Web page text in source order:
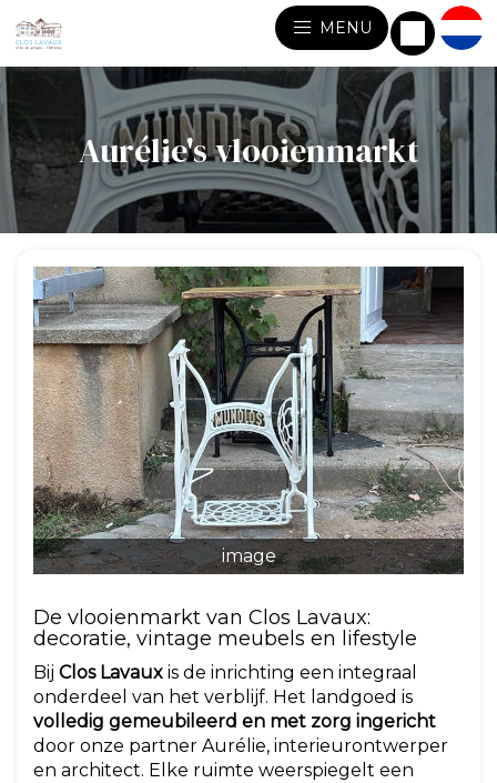
MENU
Aurélie's vlooienmarkt
image
De vlooienmarkt van Clos Lavaux:
decoratie, vintage meubels en lifestyle
Bij Clos Lavaux is de inrichting een integraal
onderdeel van het verblijf. Het landgoed is
volledig gemeubileerd en met zorg ingericht
door onze partner Aurélie, interieurontwerper
en architect. Elke ruimte weerspiegelt een